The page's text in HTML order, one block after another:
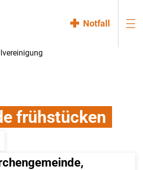
Notfall
frühstücken